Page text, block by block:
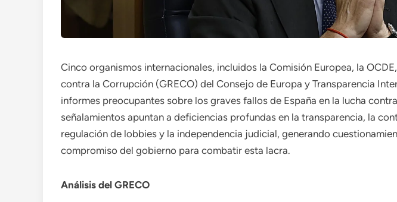
Cinco organismos internacionales, incluidos la Comisión Europea, la
contra la Corrupción (GRECO) del Consejo de Europa y Transparencia
informes preocupantes sobre los graves fallos de España en la lucha
señalamientos apuntan a deficiencias profundas en la transparencia, la
regulación de lobbies y la independencia judicial, generando
compromiso del gobierno para combatir esta lacra.
Análisis del GRECO